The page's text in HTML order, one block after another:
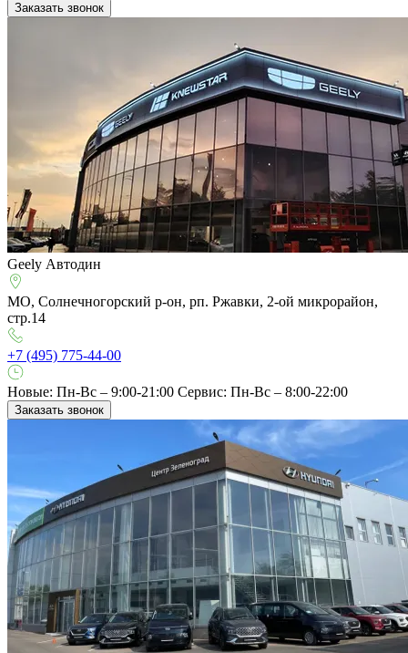
Заказать звонок
Geely Автодин
МО, Солнечногорский р-он, рп. Ржавки, 2-ой микрорайон,
стр.14
+7 (495) 775-44-00
Новые: Пн-Вс – 9:00-21:00 Сервис: Пн-Вс – 8:00-22:00
Заказать звонок